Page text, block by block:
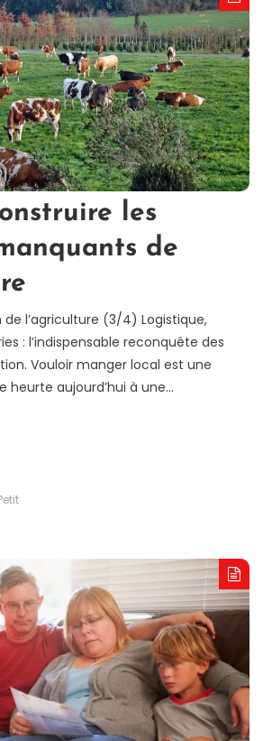
les
de
de l’agriculture (3/4) Logistique,
: l’indispensable reconquête des
Vouloir manger local est une
heurte aujourd’hui à une…